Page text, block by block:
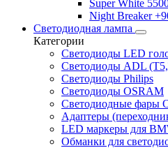
Super White
Night Breaker
Светодиодная лампа
Категории
Светодиоды LED
Светодиоды ADL
Светодиоды Philips
Светодиоды OSRAM
Светодиодные фары
Адаптеры
LED маркеры для
Обманки для